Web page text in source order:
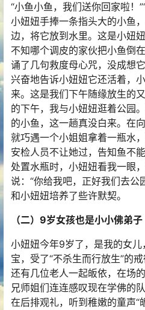
“小鱼小鱼，我们送你回家啦！
小妞妞手捧一条指头大的小鱼
边，将它放到水里。这是小妞
不知哪个调皮的家伙把小鱼倒
诵了几句救度母心咒，没成想
兴奋地告诉小妞妞它还活着，
来。这是我们下午随缘放生的
的下午，我与小妞妞逛着公园
的小鱼，这一趟真没白来。在
就巧遇一个小姐姐拿着一瓶水
安检人员不让她过，告知鱼不
处置水瓶时，小妞妞看我一眼
说：“你给我吧，正好我们去公
和小妞妞培养了些许默契。
（二）9岁女孩也是小小佛弟子
小妞妞今年9岁了，是我的女
宝，受了“不杀生而行放生”的
还有几位老人一起皈依，在场
兄师姐们连连感叹现在学佛的
在后排观礼，听到稚嫩的童声“